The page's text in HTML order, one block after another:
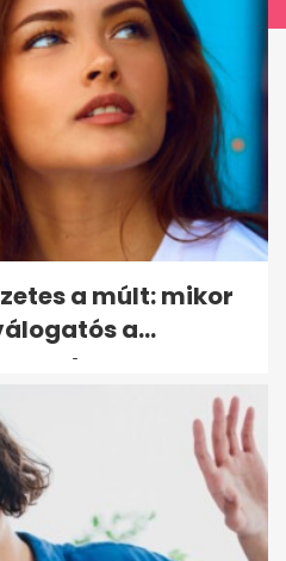
le Orbán
egy híres
nyaral
a múlt: mikor
a...